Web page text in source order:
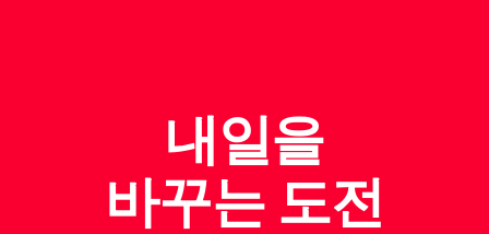
내일을
바꾸는 도전